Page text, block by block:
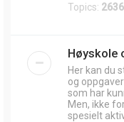
Topics:
Høyskole
Her kan du
og
som har
Men, ikke
spesielt